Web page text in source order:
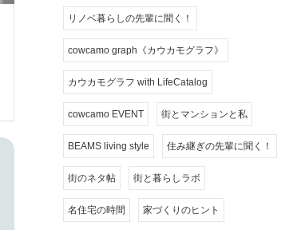
リノベ暮らしの先輩に聞く！
cowcamo graph《カウカモグラフ》
カウカモグラフ with LifeCatalog
cowcamo EVENT 街とマンションと私
BEAMS living style 住み継ぎの先輩に聞く！
街のネタ帖 街と暮らしラボ
名住宅の時間 家づくりのヒント